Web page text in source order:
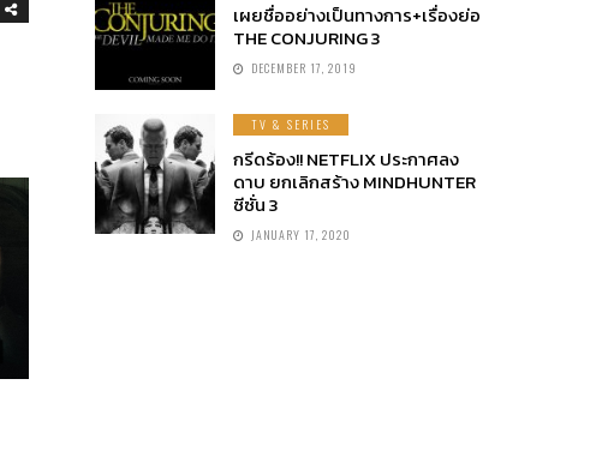
เผยชื่ออย่างเป็นทางการ+เรื่องย่อ
THE CONJURING 3
DECEMBER 17, 2019
TV & SERIES
กรีดร้อง!! NETFLIX ประกาศลง
ดาบ ยกเลิกสร้าง MINDHUNTER
ซีซั่น 3
JANUARY 17, 2020